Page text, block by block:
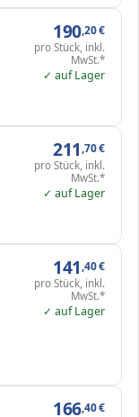
190,20€
pro Stück, inkl.
MwSt.*
✓ auf Lager
211,70€
pro Stück, inkl.
MwSt.*
✓ auf Lager
141,40€
pro Stück, inkl.
MwSt.*
✓ auf Lager
166,40€